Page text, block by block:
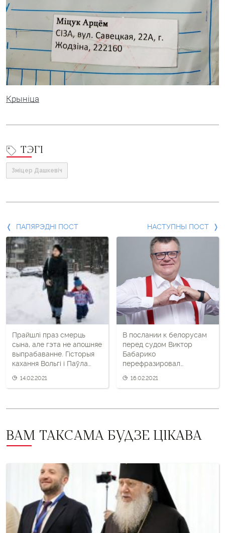
Крыніца
ТЭГІ
Зміцер Дашкевіч
Папярэдні
пост
і
наступны
ПАПЯРЭДНІ ПОСТ
Прайшлі праз смерць
сына, але гэта не апошняе
выпрабаванне. Гісторыя
кахання Вольгі і Паўла
14.02.2021
НАСТУПНЫ ПОСТ
В послании к белорусам
перед судом Виктор
Бабарико
перефразировал
16.02.2021
ВАМ ТАКСАМА БУДЗЕ ЦІКАВА